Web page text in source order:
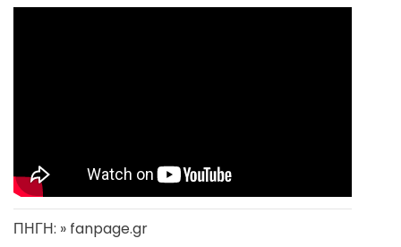
ΠΗΓΗ: » fanpage.gr